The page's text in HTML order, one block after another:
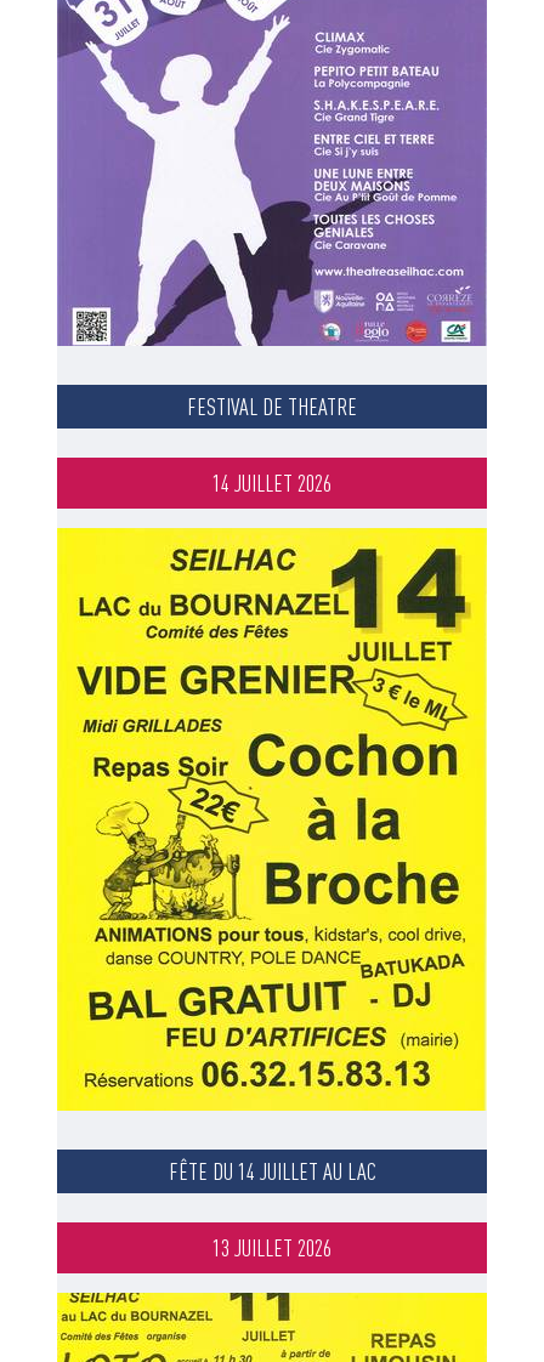
FESTIVAL DE THEATRE
14 JUILLET 2026
FÊTE DU 14 JUILLET AU LAC
13 JUILLET 2026
Image